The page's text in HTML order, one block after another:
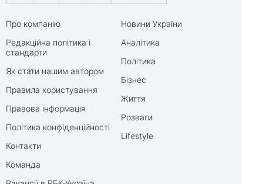
Про компанію
Редакційна політика і
стандарти
Як стати нашим автором
Правила користування
Правова інформація
Політика конфіденційності
Контакти
Команда
Новини України
Аналітика
Політика
Бізнес
Життя
Розваги
Lifestyle